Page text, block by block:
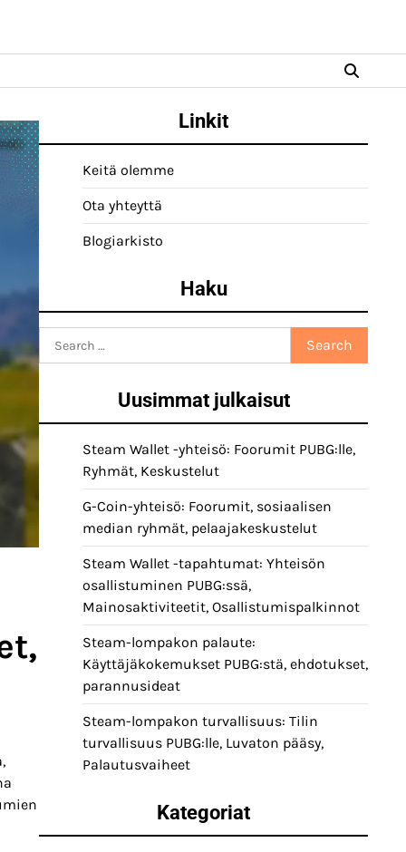
Linkit
Keitä olemme
Ota yhteyttä
Blogiarkisto
Haku
for:
Uusimmat julkaisut
Steam Wallet -yhteisö: Foorumit PUBG:lle,
Ryhmät, Keskustelut
G-Coin-yhteisö: Foorumit, sosiaalisen
median ryhmät, pelaajakeskustelut
Steam Wallet -tapahtumat: Yhteisön
osallistuminen PUBG:ssä,
Mainosaktiviteetit, Osallistumispalkinnot
Steam-lompakon palaute:
Käyttäjäkokemukset PUBG:stä, ehdotukset,
parannusideat
Steam-lompakon turvallisuus: Tilin
turvallisuus PUBG:lle, Luvaton pääsy,
Palautusvaiheet
Kategoriat